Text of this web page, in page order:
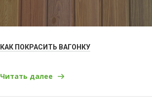
КАК ПОКРАСИТЬ ВАГОНКУ
Читать далее